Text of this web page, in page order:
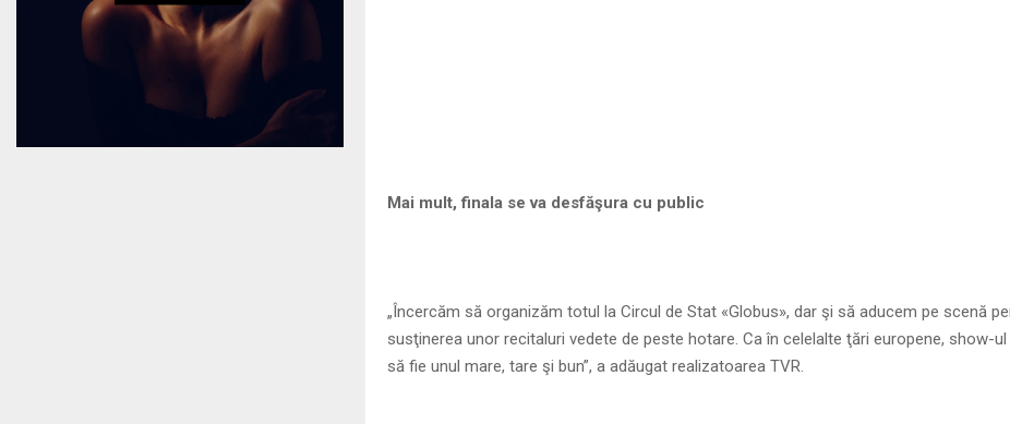
Mai mult, finala se va desfăşura cu public
„Încercăm să organizăm totul la Circul de Stat «Globus», dar şi să aducem pe scenă
susţinerea unor recitaluri vedete de peste hotare. Ca în celelalte ţări europene, show-ul
să fie unul mare, tare şi bun”, a adăugat realizatoarea TVR.